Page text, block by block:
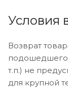
Условия
Возврат
подошедшего
т.п.) не
для крупной